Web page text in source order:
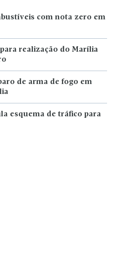
com nota zero em
realização do Marília
de arma de fogo em
esquema de tráfico para